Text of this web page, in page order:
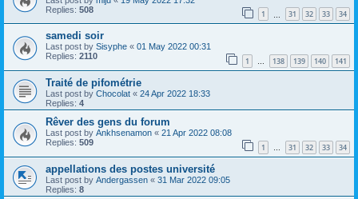
Replies: 508 1 31 32 33 34
samedi soir
Last post by Sisyphe « 01 May 2022 00:31
Replies: 2110 1 … 138 139 140 141
Traité de pifométrie
Last post by Chocolat « 24 Apr 2022 18:33
Replies: 4
Rêver des gens du forum
Last post by Ankhsenamon « 21 Apr 2022 08:08
Replies: 509 1 … 31 32 33 34
appellations des postes université
Last post by Andergassen « 31 Mar 2022 09:05
Replies: 8